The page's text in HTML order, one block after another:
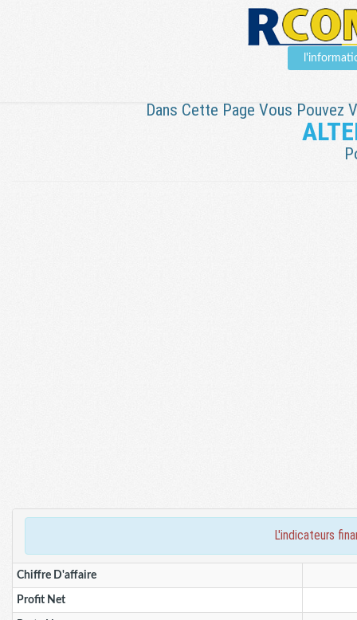
Dans Cette Page Vous Pouvez
l'indicateurs
Chiffre D'affaire
Profit Net